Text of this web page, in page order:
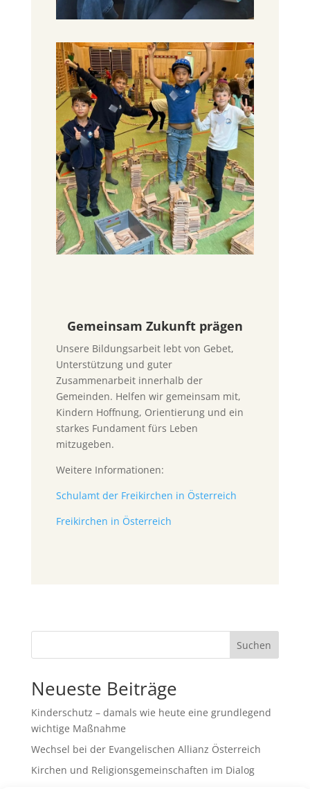
Gemeinsam Zukunft prägen
Unsere Bildungsarbeit lebt von Gebet,
Unterstützung und guter
Zusammenarbeit innerhalb der
Gemeinden. Helfen wir gemeinsam mit,
Kindern Hoffnung, Orientierung und ein
starkes Fundament fürs Leben
mitzugeben.
Weitere Informationen:
Schulamt der Freikirchen in Österreich
Freikirchen in Österreich
Suchen
Neueste Beiträge
Kinderschutz – damals wie heute eine grundlegend
wichtige Maßnahme
Wechsel bei der Evangelischen Allianz Österreich
Kirchen und Religionsgemeinschaften im Dialog